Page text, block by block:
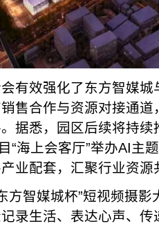
有效强化了东方智媒
售合作与资源对接通
据悉，园区后续将持
“海上会客厅”举办AI主
业配套，汇聚行业资源
方智媒城杯”短视频摄
录生活、表达心声、